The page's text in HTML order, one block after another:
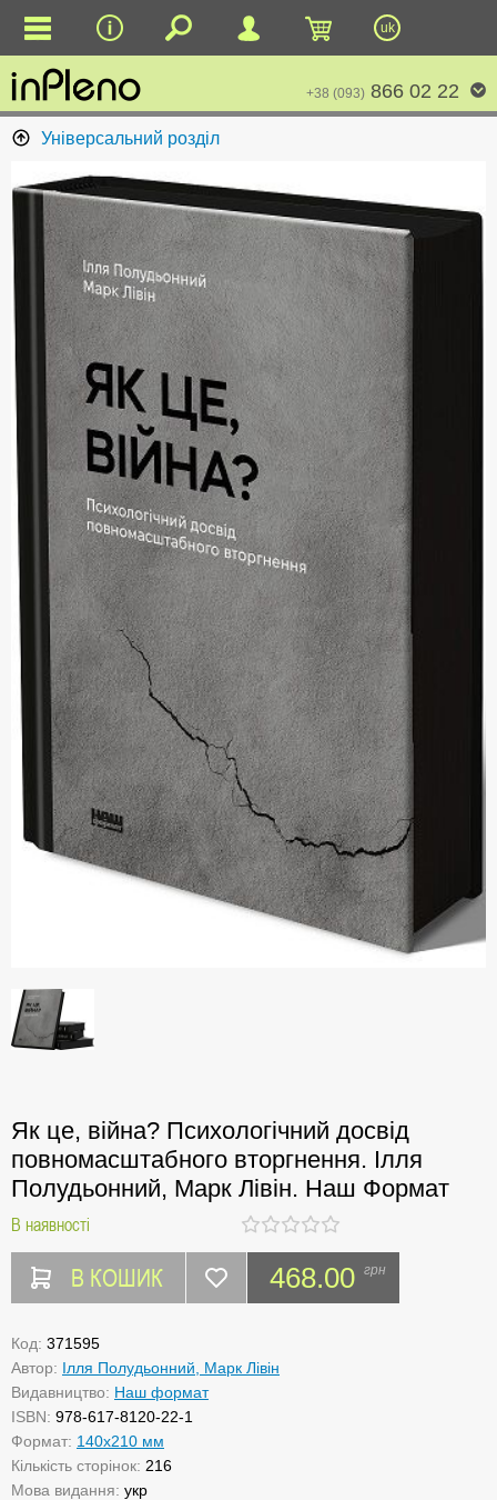
uk
+38 (093) 866 02 22
Універсальний розділ
Як це, війна? Психологічний досвід
повномасштабного вторгнення. Ілля
Полудьонний, Марк Лівін. Наш Формат
В наявності
В КОШИК 468.00 грн
Код: 371595
Автор: Ілля Полудьонний, Марк Лівін
Видавництво: Наш формат
ISBN: 978-617-8120-22-1
Формат: 140х210 мм
Кількість сторінок: 216
Мова видання: укр